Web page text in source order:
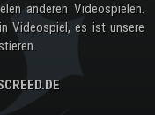
anderen Videospielen.
Videospiel, es ist unsere